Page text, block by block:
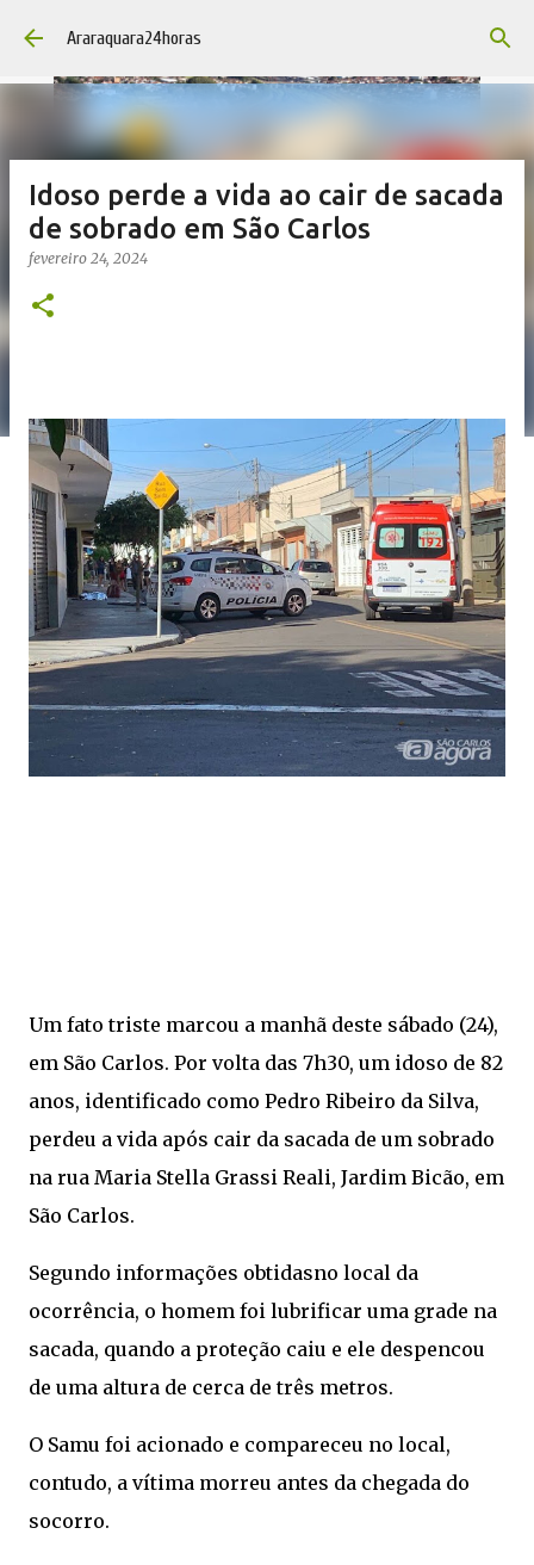
Pular para o conteúdo principal
Araraquara24horas
Idoso perde a vida ao cair de sacada
de sobrado em São Carlos
fevereiro 24, 2024
Um fato triste marcou a manhã deste sábado (24),
em São Carlos. Por volta das 7h30, um idoso de 82
anos, identificado como Pedro Ribeiro da Silva,
perdeu a vida após cair da sacada de um sobrado
na rua Maria Stella Grassi Reali, Jardim Bicão, em
São Carlos.
Segundo informações obtidasno local da
ocorrência, o homem foi lubrificar uma grade na
sacada, quando a proteção caiu e ele despencou
de uma altura de cerca de três metros.
O Samu foi acionado e compareceu no local,
contudo, a vítima morreu antes da chegada do
socorro.